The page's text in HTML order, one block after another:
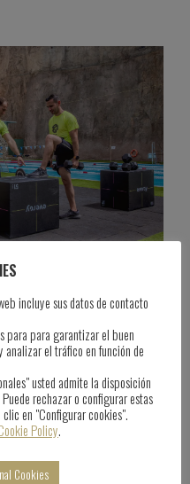
incluye sus datos de contacto
para para garantizar el buen
el tráfico en función de
usted admite la disposición
rechazar o configurar estas
en "Configurar cookies".
Policy.
Cookies